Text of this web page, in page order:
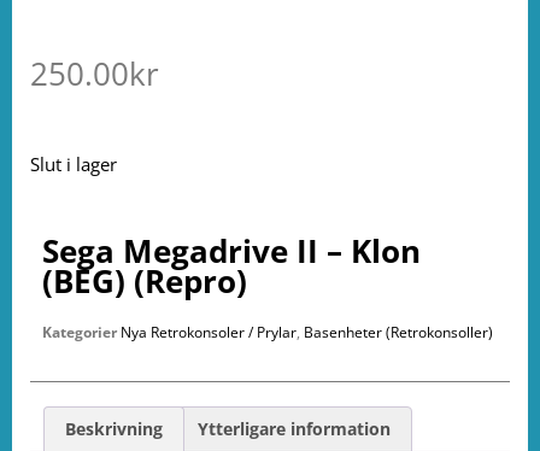
250.00kr
Slut i lager
Sega Megadrive II – Klon
(BEG) (Repro)
Kategorier Nya Retrokonsoler / Prylar, Basenheter (Retrokonsoller)
Beskrivning Ytterligare information